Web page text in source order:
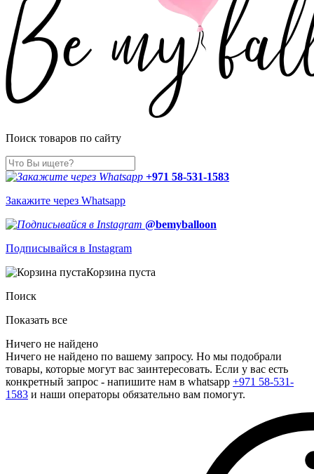
Поиск товаров по сайту
+971 58-531-1583
Закажите через Whatsapp
@bemyballoon
Подписывайся в Instagram
Корзина пуста
Поиск
Показать все
Ничего не найдено
Ничего не найдено по вашему запросу. Но мы подобрали
товары, которые могут вас заинтересовать. Если у вас есть
конкретный запрос - напишите нам в whatsapp +971 58-531-
1583 и наши операторы обязательно вам помогут.